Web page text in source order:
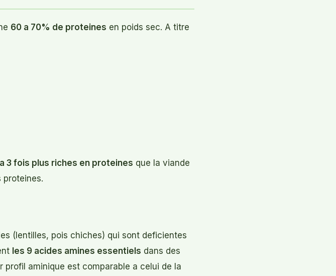
60 a 70% de proteines en poids sec. A titre
3 fois plus riches en proteines que la viande
proteines.
(lentilles, pois chiches) qui sont deficientes
les 9 acides amines essentiels dans des
profil aminique est comparable a celui de la